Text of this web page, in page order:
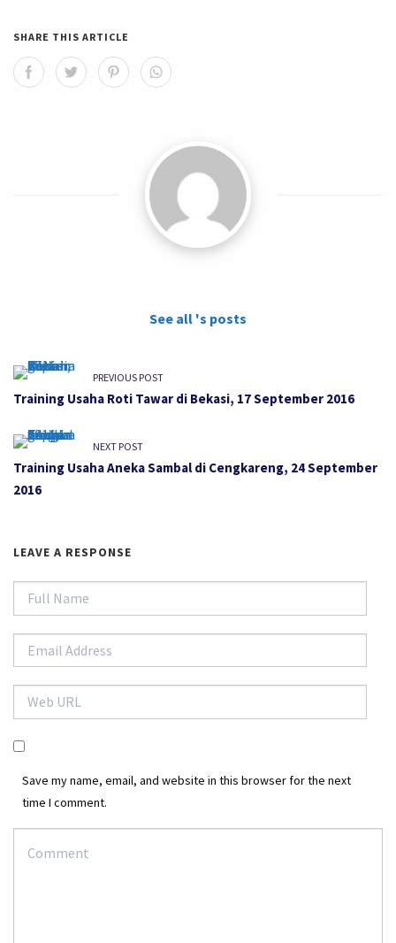
SHARE THIS ARTICLE
See all 's posts
PREVIOUS POST
Training Usaha Roti Tawar di Bekasi, 17 September 2016
NEXT POST
Training Usaha Aneka Sambal di Cengkareng, 24 September
2016
LEAVE A RESPONSE
Save my name, email, and website in this browser for the next
time I comment.